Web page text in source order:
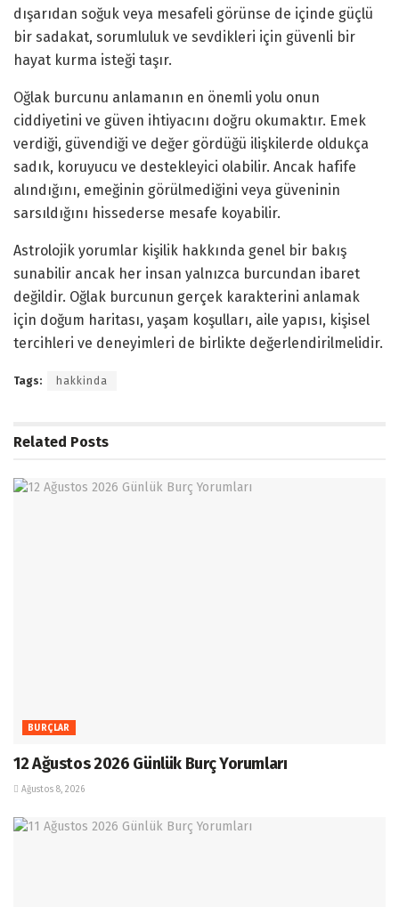
dışarıdan soğuk veya mesafeli görünse de içinde güçlü
bir sadakat, sorumluluk ve sevdikleri için güvenli bir
hayat kurma isteği taşır.
Oğlak burcunu anlamanın en önemli yolu onun
ciddiyetini ve güven ihtiyacını doğru okumaktır. Emek
verdiği, güvendiği ve değer gördüğü ilişkilerde oldukça
sadık, koruyucu ve destekleyici olabilir. Ancak hafife
alındığını, emeğinin görülmediğini veya güveninin
sarsıldığını hissederse mesafe koyabilir.
Astrolojik yorumlar kişilik hakkında genel bir bakış
sunabilir ancak her insan yalnızca burcundan ibaret
değildir. Oğlak burcunun gerçek karakterini anlamak
için doğum haritası, yaşam koşulları, aile yapısı, kişisel
tercihleri ve deneyimleri de birlikte değerlendirilmelidir.
Tags: hakkinda
Related Posts
BURÇLAR
12 Ağustos 2026 Günlük Burç Yorumları
Ağustos 8, 2026